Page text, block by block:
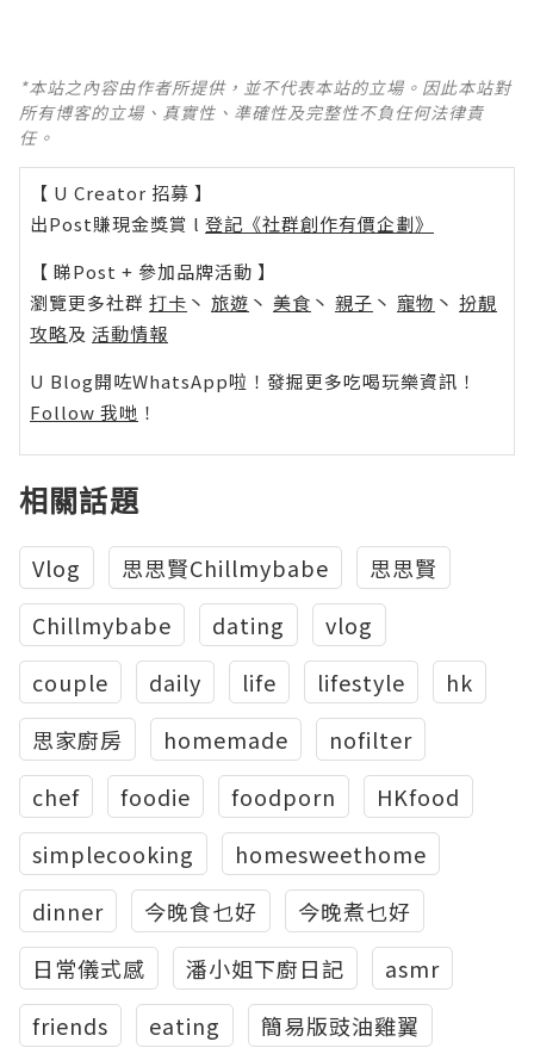
*本站之內容由作者所提供，並不代表本站的立場。因此本站對
所有博客的立場、真實性、準確性及完整性不負任何法律責
任。
【 U Creator 招募 】
出Post賺現金獎賞 l 登記《社群創作有價企劃》
【 睇Post + 參加品牌活動 】
瀏覽更多社群 打卡 丶 旅遊 丶 美食 丶 親子 丶 寵物 丶 扮靚
攻略及 活動情報
U Blog開咗WhatsApp啦！發掘更多吃喝玩樂資訊！
Follow 我哋 ！
相關話題
Vlog 思思賢Chillmybabe
思思賢
Chillmybabe
dating
vlog
couple
daily life lifestyle
hk
思家廚房
homemade
nofilter
chef
foodie foodporn
HKfood
simplecooking
homesweethome
dinner
今晚食乜好
今晚煮乜好
日常儀式感
潘小姐下廚日記
asmr
friends
eating 簡易版豉油雞翼